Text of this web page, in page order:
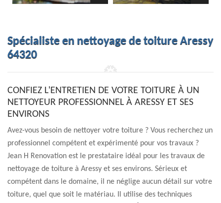
Spécialiste en nettoyage de toiture Aressy
64320
CONFIEZ L'ENTRETIEN DE VOTRE TOITURE À UN
NETTOYEUR PROFESSIONNEL À ARESSY ET SES
ENVIRONS
Avez-vous besoin de nettoyer votre toiture ? Vous recherchez un
professionnel compétent et expérimenté pour vos travaux ?
Jean H Renovation est le prestataire idéal pour les travaux de
nettoyage de toiture à Aressy et ses environs. Sérieux et
compétent dans le domaine, il ne néglige aucun détail sur votre
toiture, quel que soit le matériau. Il utilise des techniques